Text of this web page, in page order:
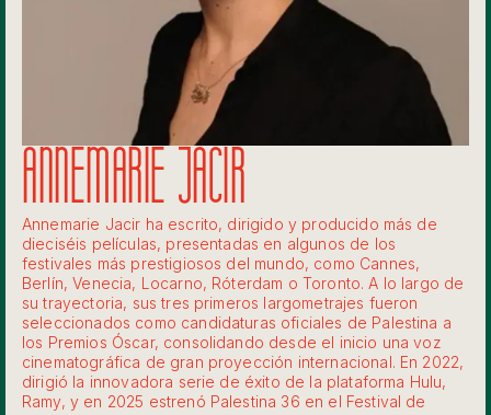
ANNEMARIE JACIR
Annemarie Jacir ha escrito, dirigido y producido más de
dieciséis películas, presentadas en algunos de los
festivales más prestigiosos del mundo, como Cannes,
Berlín, Venecia, Locarno, Róterdam o Toronto. A lo largo de
su trayectoria, sus tres primeros largometrajes fueron
seleccionados como candidaturas oficiales de Palestina a
los Premios Óscar, consolidando desde el inicio una voz
cinematográfica de gran proyección internacional. En 2022,
dirigió la innovadora serie de éxito de la plataforma Hulu,
Ramy, y en 2025 estrenó Palestina 36 en el Festival de